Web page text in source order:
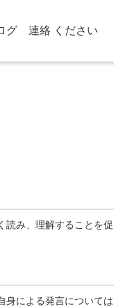
グ 連絡 ください
読み、理解することを促
身による発言については